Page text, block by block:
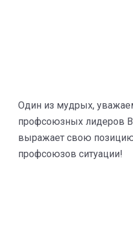
Один из мудрых,
профсоюзных лидеров
выражает свою
профсоюзов ситуации!